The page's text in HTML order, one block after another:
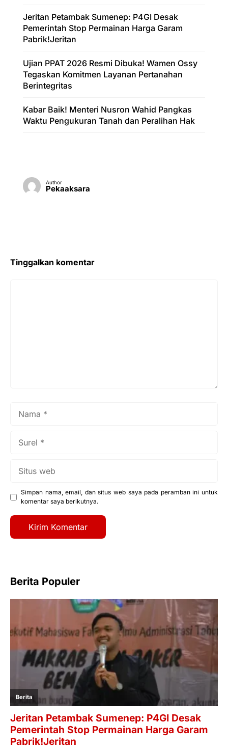
Jeritan Petambak Sumenep: P4GI Desak
Pemerintah Stop Permainan Harga Garam
Pabrik!Jeritan
Ujian PPAT 2026 Resmi Dibuka! Wamen Ossy
Tegaskan Komitmen Layanan Pertanahan
Berintegritas
Kabar Baik! Menteri Nusron Wahid Pangkas
Waktu Pengukuran Tanah dan Peralihan Hak
Author
Pekaaksara
Tinggalkan komentar
Simpan nama, email, dan situs web saya pada peramban ini untuk
komentar saya berikutnya.
Berita Populer